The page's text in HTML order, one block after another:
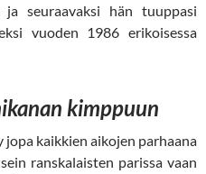
ja seuraavaksi hän tuuppasi
vuoden 1986 erikoisessa
kimppuun
kaikkien aikojen parhaana
ranskalaisten parissa vaan